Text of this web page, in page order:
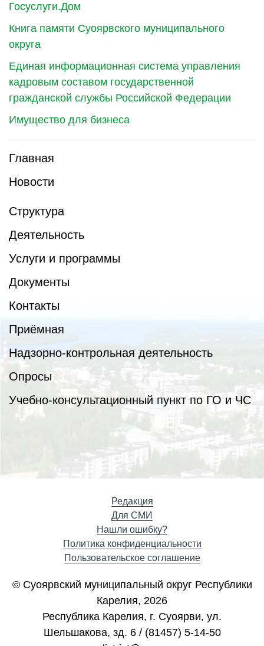
Госуслуги.Дом
Книга памяти Суоярвского муниципального
округа
Единая информационная система управления
кадровым составом государственной
гражданской службы Российской Федерации
Имущество для бизнеса
Главная
Новости
Структура
Деятельность
Услуги и программы
Документы
Контакты
Приёмная
Надзорно-контрольная деятельность
Опросы
Учебно-консультационный пункт по ГО и ЧС
Редакция
Для СМИ
Нашли ошибку?
Политика конфиденциальности
Пользовательское соглашение
© Суоярвский муниципальный округ Республики
Карелия, 2026
Республика Карелия, г. Cуоярви, ул.
Шельшакова, зд. 6 / (81457) 5-14-50